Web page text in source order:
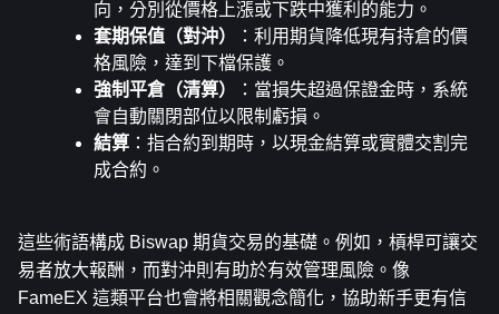
向，分別從價格上漲或下跌中獲利的能力。
套期保值（對沖）
：利用期貨降低現有持倉的價
格風險，達到下檔保護。
強制平倉（清算）
：當損失超過保證金時，系統
會自動關閉部位以限制虧損。
結算 ：指合約到期時，以現金結算或實體交割完
成合約。
這些術語構成 Biswap 期貨交易的基礎。例如，槓桿可讓交
易者放大報酬，而對沖則有助於有效管理風險。像
FameEX 這類平台也會將相關觀念簡化，協助新手更有信